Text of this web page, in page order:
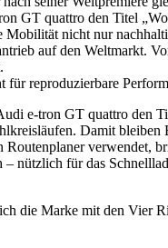
GT quattro den Titel
Mobilität nicht nur
auf den Weltmarkt.
für reproduzierbare
e-tron GT quattro den
Damit
verwendet,
– nützlich für das
die Marke mit den Vier